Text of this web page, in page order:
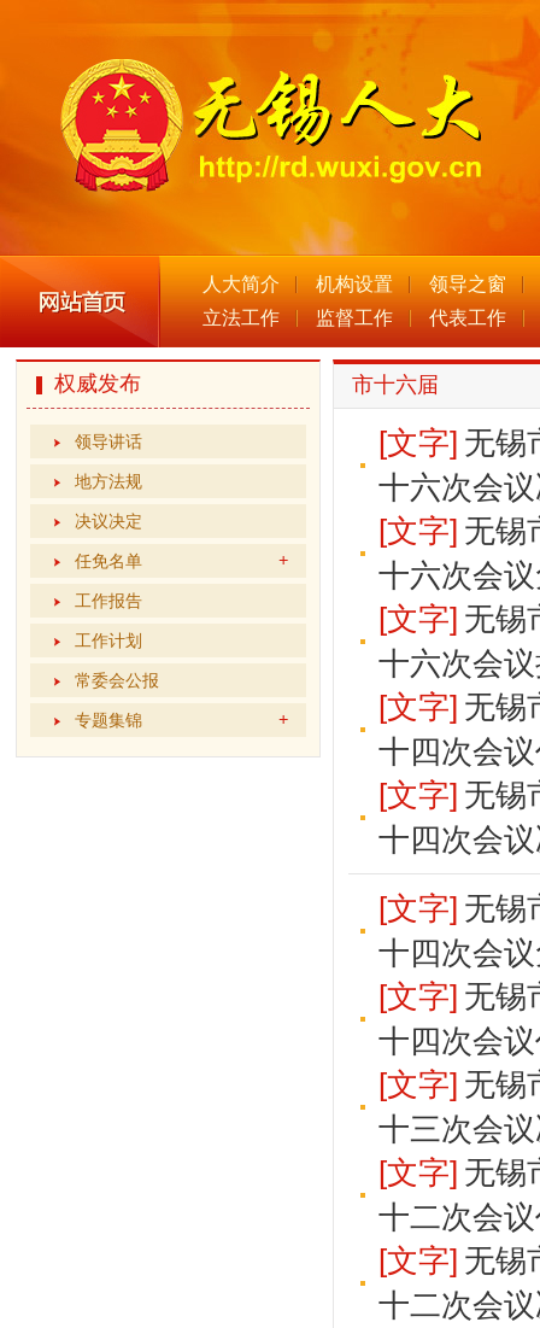
人大简介 机构设置
领导之窗
立法工作
监督工作 代表工作
权威发布
领导讲话
地方法规
决议决定
任免名单
工作报告
工作计划
常委会公报
专题集锦
市十六届
[文字] 无锡
十六次会
[文字] 无锡
十六次会
[文字] 无锡
十六次会
[文字] 无锡
十四次会
[文字] 无锡
十四次会
[文字] 无锡
十四次会
[文字] 无锡
十四次会
[文字] 无锡
十三次会
[文字] 无锡
十二次会
[文字] 无锡
十二次会